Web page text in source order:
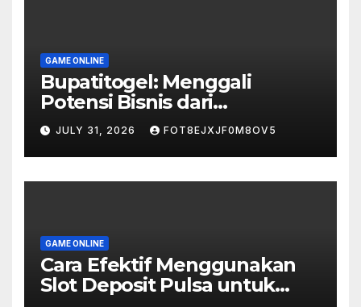
GAME ONLINE
Bupatitogel: Menggali
Potensi Bisnis dari
Permainan Angka
JULY 31, 2026 FOT8EJXJF0M8OV5
GAME ONLINE
Cara Efektif Menggunakan
Slot Deposit Pulsa untuk